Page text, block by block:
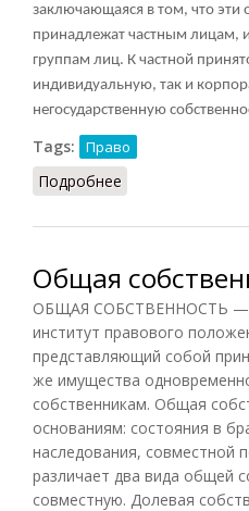
заключающаяся в том, что эти
принадлежат частным лицам,
группам лиц. К частной
индивидуальную, так и
негосударственную
Tags: Право
Подробнее
Общая
ОБЩАЯ СОБСТВЕННОСТЬ —
институт правового
представляющий собой
же имущества
собственникам. Общая
основаниям: состояния в
наследования, совместной
различает два вида общей
совместную. Долевая